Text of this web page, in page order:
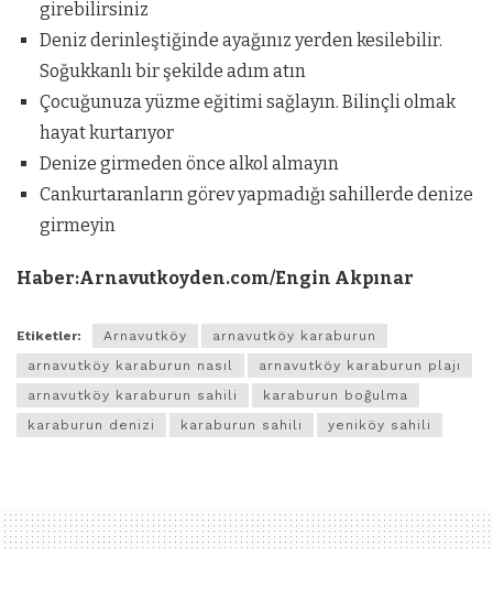
girebilirsiniz
Deniz derinleştiğinde ayağınız yerden kesilebilir.
Soğukkanlı bir şekilde adım atın
Çocuğunuza yüzme eğitimi sağlayın. Bilinçli olmak
hayat kurtarıyor
Denize girmeden önce alkol almayın
Cankurtaranların görev yapmadığı sahillerde denize
girmeyin
Haber:Arnavutkoyden.com/Engin Akpınar
Etiketler: Arnavutköy
arnavutköy karaburun
arnavutköy karaburun nasıl
arnavutköy karaburun plajı
arnavutköy karaburun sahili
karaburun boğulma
karaburun denizi
karaburun sahili yeniköy sahili